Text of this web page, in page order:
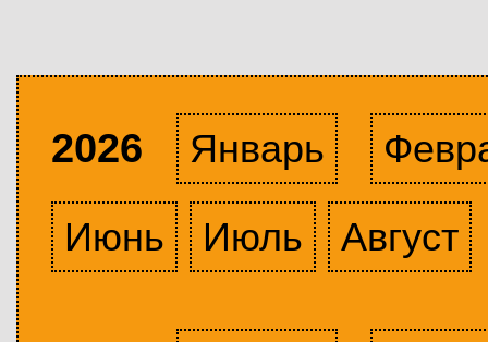
2026 Январь
Июнь
Июль Август